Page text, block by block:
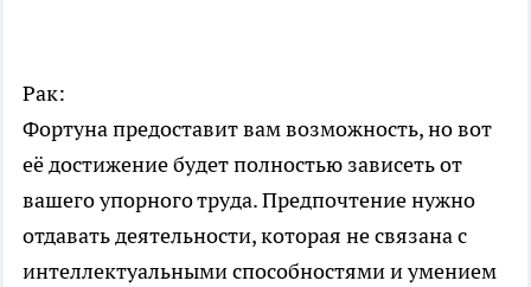
Рак:
Фортуна предоставит вам возможность, но вот
её достижение будет полностью зависеть от
вашего упорного труда. Предпочтение нужно
отдавать деятельности, которая не связана с
интеллектуальными способностями и умением